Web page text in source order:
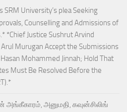
SRM University’s plea Seeking
Counselling and Admissions of
*Chief Justice Sushrut Arvind
Arul Murugan Accept the Submissions
Mohammed Jinnah; Hold That
Must Be Resolved Before the
அங்கீகாரம், அனுமதி, கவுன்சிலிங்